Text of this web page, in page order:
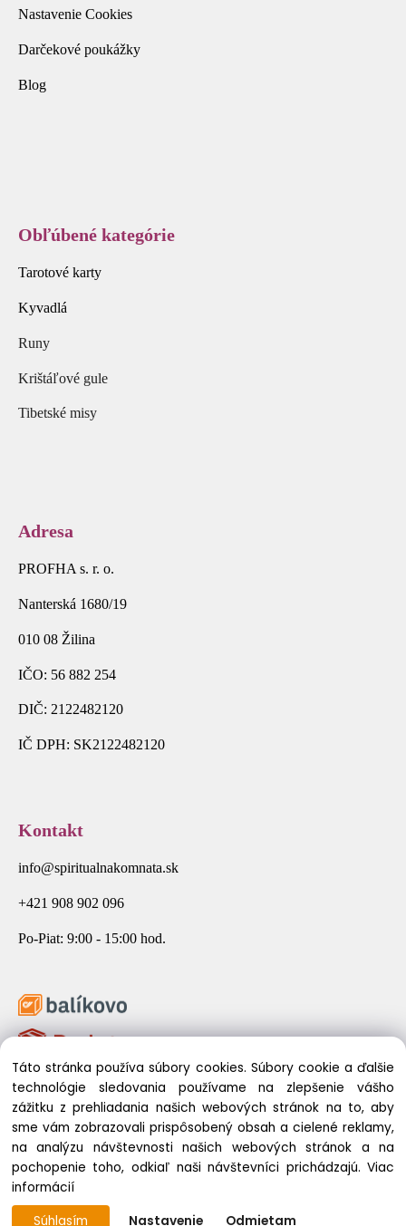
Nastavenie Cookies
Darčekové poukážky
Blog
Obľúbené kategórie
Tarotové karty
Kyvadlá
Runy
Krištáľové gule
Tibetské misy
Adresa
PROFHA s. r. o.
Nanterská 1680/19
010 08 Žilina
IČO: 56 882 254
DIČ: 2122482120
IČ DPH: SK2122482120
Kontakt
info@spiritualnakomnata.sk
+421 908 902 096
Po-Piat: 9:00 - 15:00 hod.
© 2026 Spirituálna Komnata. Všetky práva vyhradené.
Táto stránka používa súbory cookies. Súbory cookie a ďalšie
technológie sledovania používame na zlepšenie vášho
zážitku z prehliadania našich webových stránok na to, aby
sme vám zobrazovali prispôsobený obsah a cielené reklamy,
na analýzu návštevnosti našich webových stránok a na
pochopenie toho, odkiaľ naši návštevníci prichádzajú.Viac
informácií
Súhlasím
Nastavenie Odmietam